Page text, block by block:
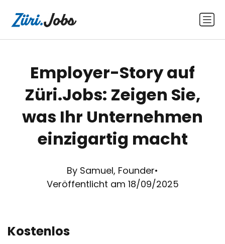
Employer-Story auf
Züri.Jobs: Zeigen Sie,
was Ihr Unternehmen
einzigartig macht
By Samuel, Founder•
Veröffentlicht am 18/09/2025
Kostenlos